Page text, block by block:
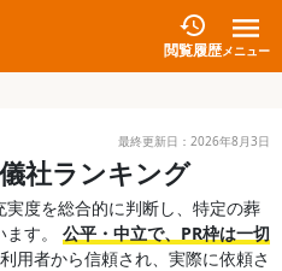
閲覧履歴メニュー
最終更新日： 2026年8月3日
社ランキング
度を総合的に判断し、特定の葬
す。 公平・中立で、PR枠は一切
用者から信頼され、実際に依頼さ